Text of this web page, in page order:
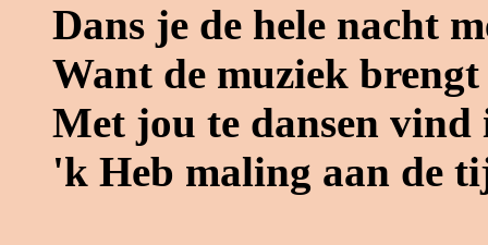
Dans je de hele nacht
Want de muziek
Met jou te dansen vind
'k Heb maling aan de